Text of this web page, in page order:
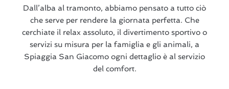
Dall’alba al tramonto, abbiamo pensato a tutto ciò
che serve per rendere la giornata perfetta. Che
cerchiate il relax assoluto, il divertimento sportivo o
servizi su misura per la famiglia e gli animali, a
Spiaggia San Giacomo ogni dettaglio è al servizio
del comfort.